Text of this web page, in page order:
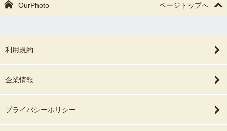
OurPhoto ページトップへ
利用規約
企業情報
プライバシーポリシー